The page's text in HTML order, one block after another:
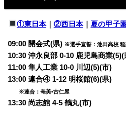
①東日本｜ ②西日本｜ 夏の甲子園
09:00 開会式(県) ※選手宣誓：池田高校
10:30 沖永良部 0-10 鹿児島商業(5)(
11:00 隼人工業 10-0 川辺(5)(市)
13:00 連合④ 1-12 明桜館(6)(県)
※連合：奄美•古仁屋
13:30 尚志館 4-5 鶴丸(市)